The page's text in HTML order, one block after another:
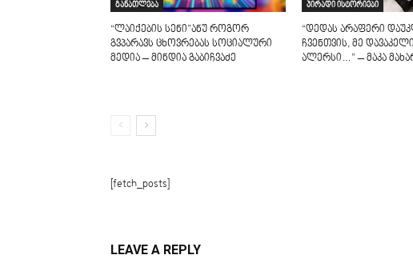
განათლება
“ლაიქების სენი”ანუ როგორ
გვპარავს ცხოვრებას სოციალური
მედია – მინდია გაბიჩვაძე
პირადი ისტორიები
“დედას არაფერი
ჩვენთვის, მე
ალერსი…” – მაკა
[fetch_posts]
LEAVE A REPLY